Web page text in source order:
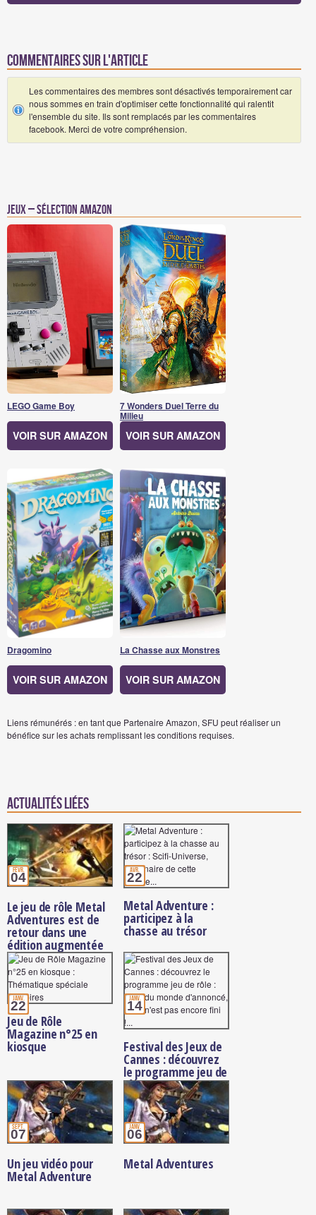
Commentaires sur l'article
Les commentaires des membres sont désactivés temporairement car
nous sommes en train d'optimiser cette fonctionnalité qui ralentit
l'ensemble du site. Ils sont remplacés par les commentaires
facebook. Merci de votre compréhension.
Jeux – Sélection Amazon
LEGO Game Boy
VOIR SUR AMAZON
7 Wonders Duel Terre du
Milieu
VOIR SUR AMAZON
Dragomino
VOIR SUR AMAZON
La Chasse aux Monstres
VOIR SUR AMAZON
Liens rémunérés : en tant que Partenaire Amazon, SFU peut réaliser un
bénéfice sur les achats remplissant les conditions requises.
Actualités Liées
févr.
04
Le jeu de rôle Metal
Adventures est de
retour dans une
édition augmentée
avr.
22
Metal Adventure :
participez à la
chasse au trésor
janv.
22
Jeu de Rôle
Magazine n°25 en
kiosque
janv.
14
Festival des Jeux de
Cannes : découvrez
le programme jeu de
rôle
sept.
07
Un jeu vidéo pour
Metal Adventure
janv.
06
Metal Adventures